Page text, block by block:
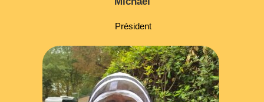
Président